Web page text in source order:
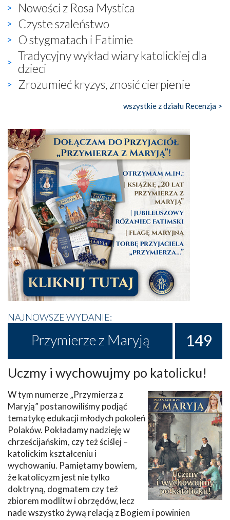
Nowości z Rosa Mystica
Czyste szaleństwo
O stygmatach i Fatimie
Tradycyjny wykład wiary katolickiej dla
dzieci
Zrozumieć kryzys, znosić cierpienie
wszystkie z działu Recenzja >
NAJNOWSZE WYDANIE:
Przymierze z Maryją 149
Uczmy i wychowujmy po katolicku!
W tym numerze „Przymierza z
Maryją” postanowiliśmy podjąć
tematykę edukacji młodych pokoleń
Polaków. Pokładamy nadzieję w
chrześcijańskim, czy też ściślej –
katolickim kształceniu i
wychowaniu. Pamiętamy bowiem,
że katolicyzm jest nie tylko
doktryną, dogmatem czy też
zbiorem modlitw i obrzędów, lecz
nade wszystko żywą relacją z Bogiem i powinien